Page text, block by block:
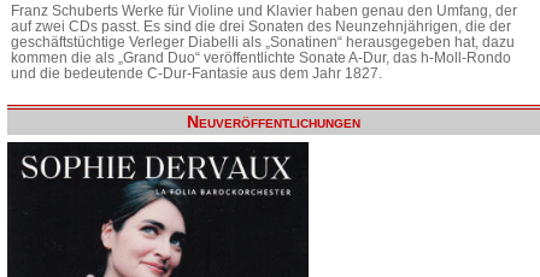
Franz Schuberts Werke für Violine und Klavier haben genau den Umfang, der
auf zwei CDs passt. Es sind die drei Sonaten des Neunzehnjährigen, die der
geschäftstüchtige Verleger Diabelli als „Sonatinen“ herausgegeben hat, dazu
kommen die als „Grand Duo“ veröffentlichte Sonate A-Dur, das h-Moll-Rondo
und die bedeutende C-Dur-Fantasie aus dem Jahr 1827.
Neuveröffentlichungen